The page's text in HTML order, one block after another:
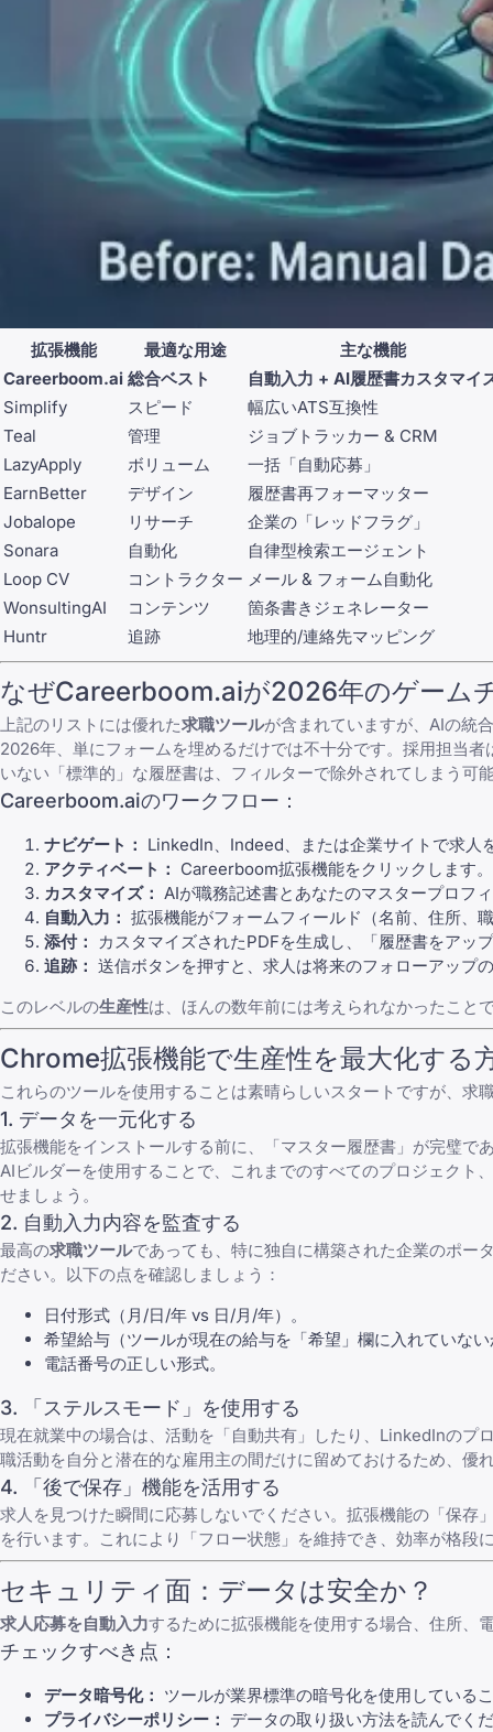
拡張機能 最適な用途
主な機能
Careerboom.ai 総合ベスト
自動入力 + AI履歴書カスタマイ
Simplify
スピード
幅広いATS互換性
Teal
管理
ジョブトラッカー & CRM
LazyApply
ボリューム
一括「自動応募」
EarnBetter
デザイン
履歴書再フォーマッター
Jobalope
リサーチ
企業の「レッドフラグ」
Sonara
自動化
自律型検索エージェント
Loop CV
コントラクター メール & フォーム自動化
WonsultingAI
コンテンツ
箇条書きジェネレーター
Huntr
追跡 地理的/連絡先マッピング
なぜCareerboom.aiが2026年のゲーム
上記のリストには優れた求職ツールが含まれていますが、AIの統
2026年、単にフォームを埋めるだけでは不十分です。採用担当
いない「標準的」な履歴書は、フィルターで除外されてしまう可
Careerboom.aiのワークフロー：
ナビゲート： LinkedIn、Indeed、または企業サイトで求人
アクティベート： Careerboom拡張機能をクリックします。
カスタマイズ： AIが職務記述書とあなたのマスタープロフ
自動入力： 拡張機能がフォームフィールド（名前、住所、
添付：
カスタマイズされたPDFを生成し、「履歴書をアッ
追跡： 送信ボタンを押すと、求人は将来のフォローアップ
このレベルの生産性は、ほんの数年前には考えられなかったこと
Chrome拡張機能で生産性を最大化する
これらのツールを使用することは素晴らしいスタートですが、求
1. データを一元化する
拡張機能をインストールする前に、「マスター履歴書」が完璧
AIビルダーを使用することで、これまでのすべてのプロジェクト
せましょう。
2. 自動入力内容を監査する
最高の求職ツールであっても、特に独自に構築された企業のポー
ださい。以下の点を確認しましょう：
日付形式（月/日/年 vs 日/月/年）。
希望給与（ツールが現在の給与を「希望」欄に入れていな
電話番号の正しい形式。
3. 「ステルスモード」を使用する
現在就業中の場合は、活動を「自動共有」したり、LinkedInのプ
職活動を自分と潜在的な雇用主の間だけに留めておけるため、優
4. 「後で保存」機能を活用する
求人を見つけた瞬間に応募しないでください。拡張機能の「保
を行います。これにより「フロー状態」を維持でき、効率が格段
セキュリティ面：データは安全か？
求人応募を自動入力するために拡張機能を使用する場合、住所、
チェックすべき点：
データ暗号化： ツールが業界標準の暗号化を使用している
プライバシーポリシー： データの取り扱い方法を読んでく